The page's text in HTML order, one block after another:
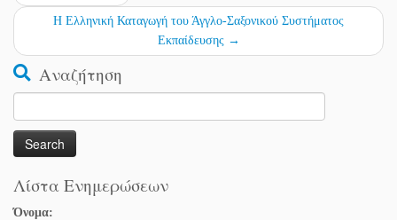
Η Ελληνική Καταγωγή του Άγγλο-Σαξονικού Συστήματος
Εκπαίδευσης →
Αναζήτηση
for:
Λίστα Ενημερώσεων
Όνομα: